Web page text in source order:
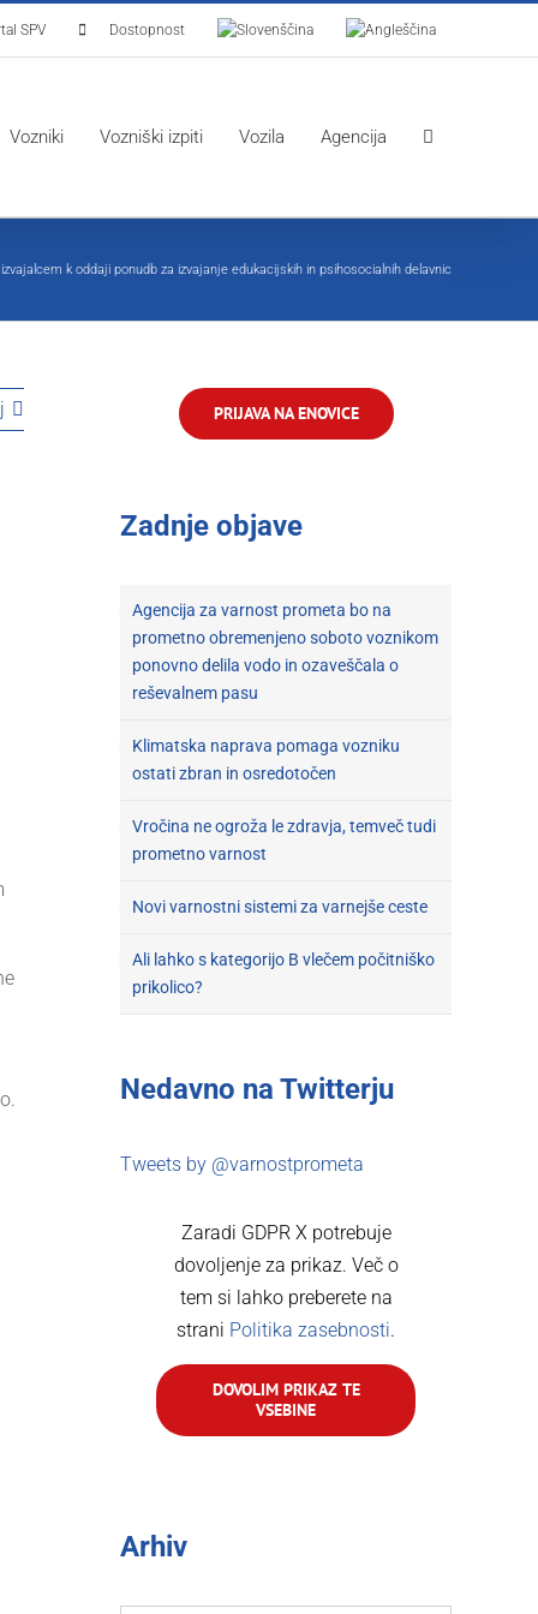
SPV Dostopnost
Vozniki Vozniški izpiti Vozila Agencija
izvajalcem k oddaji ponudb za izvajanje edukacijskih in psihosocialnih delavnic
PRIJAVA NA ENOVICE
Zadnje objave
Agencija za varnost prometa bo na
prometno obremenjeno soboto voznikom
ponovno delila vodo in ozaveščala o
reševalnem pasu
Klimatska naprava pomaga vozniku
ostati zbran in osredotočen
Vročina ne ogroža le zdravja, temveč tudi
prometno varnost
Novi varnostni sistemi za varnejše ceste
Ali lahko s kategorijo B vlečem počitniško
prikolico?
Nedavno na Twitterju
Tweets by @varnostprometa
Zaradi GDPR X potrebuje
dovoljenje za prikaz. Več o
tem si lahko preberete na
strani Politika zasebnosti.
DOVOLIM PRIKAZ TE
VSEBINE
Arhiv